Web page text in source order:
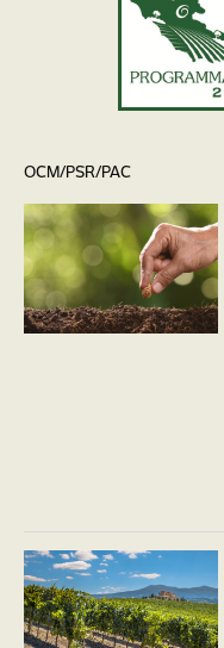
OCM/PSR/PAC